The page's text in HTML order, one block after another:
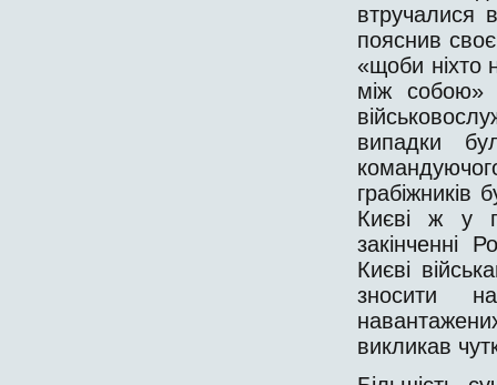
втручалися
пояснив
«щоби ніхто
між собою»
випадки
грабіжників
Києві ж у
закінченні
Києві
зносити
викликав